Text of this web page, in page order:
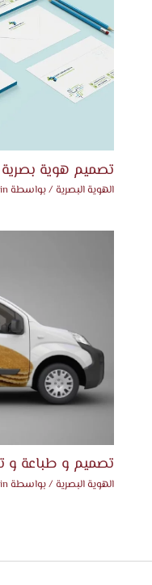
تصميم هوية
الهوية البصرية / بواسطة
تصميم و طباعة و
الهوية البصرية / بواسطة